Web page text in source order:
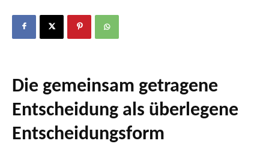
Die gemeinsam getragene
Entscheidung als überlegene
Entscheidungsform